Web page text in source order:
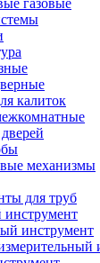
калиток
механизмы
для труб
инструмент